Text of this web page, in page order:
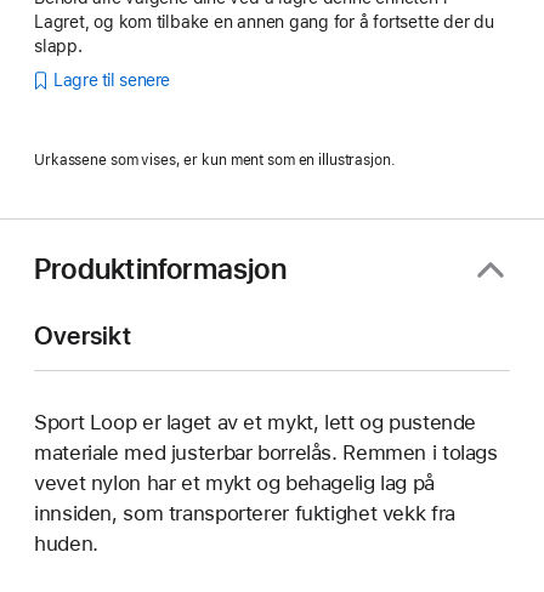
Lagret, og kom tilbake en annen gang for å fortsette der du
slapp.
Lagre til senere
Urkassene som vises, er kun ment som en illustrasjon.
Produktinformasjon
Oversikt
Sport Loop er laget av et mykt, lett og pustende
materiale med justerbar borrelås. Remmen i tolags
vevet nylon har et mykt og behagelig lag på
innsiden, som transporterer fuktighet vekk fra
huden.